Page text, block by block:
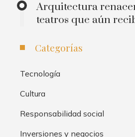
Arquitectura
teatros que aún
Categorías
Tecnología
Cultura
Responsabilidad social
Inversiones y negocios